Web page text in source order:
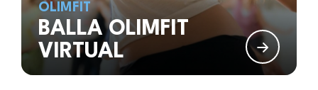
OLIMFIT
BALLA OLIMFIT
VIRTUAL